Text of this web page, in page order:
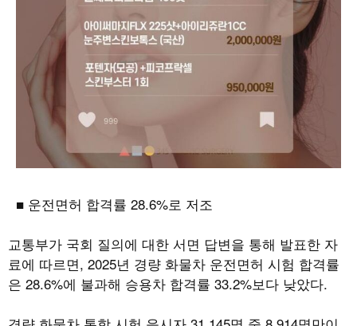
■ 운전면허 합격률 28.6%로 저조
교통부가 국회 질의에 대한 서면 답변을 통해 발표한 자
료에 따르면, 2025년 경량 화물차 운전면허 시험 합격률
은 28.6%에 불과해 승용차 합격률 33.2%보다 낮았다.